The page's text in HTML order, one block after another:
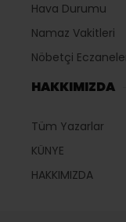
Hava Durumu
Namaz Vakitleri
Nöbetçi
HAKKIMIZDA
Tüm Yazarlar
KÜNYE
HAKKIMIZDA